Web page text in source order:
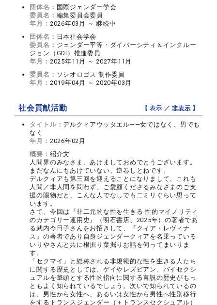
団体名： 国際ジェンダー学会
委員名： 編集委員会委員
年月： 2026年03月 ～ 継続中
団体名： 日本社会学会
委員名： ジェンダー平等・ダイバーシティ＆インクルー
ジョン（GDI）推進委員
年月： 2025年11月 ～ 2027年11月
委員名： ソシオロゴス 制作委員
年月： 2019年04月 ～ 2020年03月
社会貢献活動 【 表示 ／非表示 】
タイトル：デルクィアウッタエル——女ではなく、男でも
なく
年月： 2026年02月
概要： 紹介文
人間界のみなさま、あけましておめでとうございます。
まだなんにもあけていない、逆卷しとねです。
デルクィアも第三回を迎えることになりまして、これも
人間／非人間を問わず、ご愛顧くださるみなさまのご支
援の賜物だと、こんな人でなしでも二ミリぐらい思って
います。
さて、今回は『非二元的な性を生きる 性的マイノリティ
のカテゴリー運用史』（明石書店、2025年）の著者であ
る武内今日子さんをお招きして、『クィア・レヴィナ
ス』の著者であり自身ジェンダークィアを名乗っている
いりやさんと共に根掘り葉掘りお話を伺ってまいりま
す。
「セクマイ」と総称される非規範的な性を生きる人たち
に関する歴史としては、ゲイやレズビアン、バイセクシ
ュアルを筆頭とする性的指向に関する言説の歴史がもっ
ともよく知られているでしょう。次いで知られているの
は、男性から女性へ、あるいは女性から男性へ性別移行
をするトランスジェンダー（＋トランスセクシュアル）